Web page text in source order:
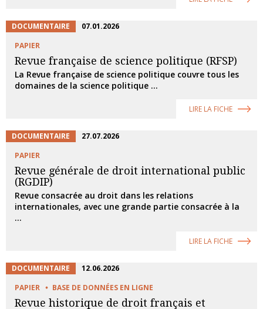
DOCUMENTAIRE
07.01.2026
PAPIER
Revue française de science politique (RFSP)
La Revue française de science politique couvre tous les
domaines de la science politique ...
LIRE LA FICHE
DOCUMENTAIRE
27.07.2026
PAPIER
Revue générale de droit international public
(RGDIP)
Revue consacrée au droit dans les relations
internationales, avec une grande partie consacrée à la
...
LIRE LA FICHE
DOCUMENTAIRE
12.06.2026
PAPIER
BASE DE DONNÉES EN LIGNE
Revue historique de droit français et